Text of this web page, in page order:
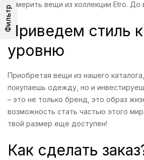
Фильтр
померить вещи из коллекции Etro. До
Приведем стиль
уровню
Приобретая вещи из нашего
покупаешь одежду, но и
– это не только бренд, это образ
возможность стать частью этого
твой размер еще доступен!
Как сделать